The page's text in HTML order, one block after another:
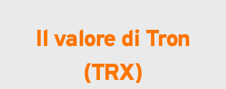
Il valore di Tron
(TRX)